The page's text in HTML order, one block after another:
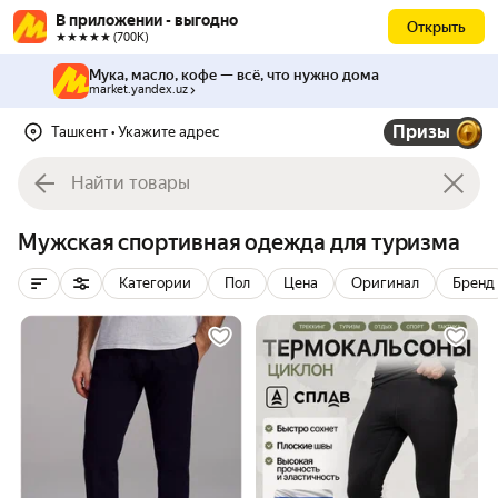
В приложении - выгодно
★★★★★ (700К)
Открыть
Мука, масло, кофе — всё, что нужно дома
market.yandex.uz
Ташкент • Укажите адрес Призы
Мужская спортивная одежда для туризма
Категории Пол Цена Оригинал Бренд